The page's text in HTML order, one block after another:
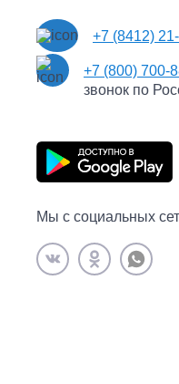
+7 (8412)
+7 (800) 700-
звонок по
Мы с социальных